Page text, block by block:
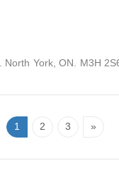
North York, ON. M3H
1 2 3 »